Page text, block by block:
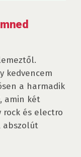
kedvencem
a harmadik
amin két
és electro
abszolút